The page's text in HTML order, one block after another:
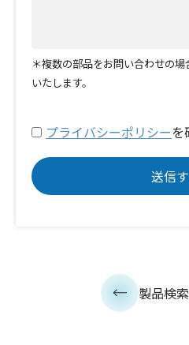
＊複数の部品をお問い合わせの
いたします。
プライバシーポリシーを
製品検